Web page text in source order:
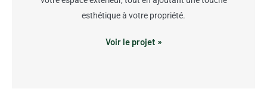
esthétique à votre propriété.
Voir le projet »